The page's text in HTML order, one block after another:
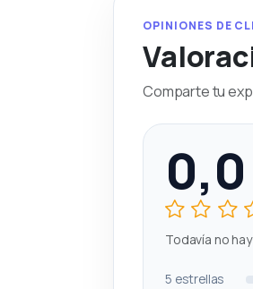
OPINIONES DE
Comparte tu
0,0
Todavía no
5 estrellas